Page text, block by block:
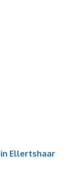
Ellertshaar